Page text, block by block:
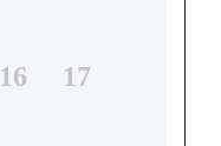
16
17